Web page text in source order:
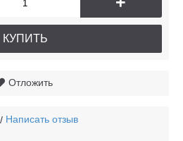
КУПИТЬ
Отложить
/ Написать отзыв